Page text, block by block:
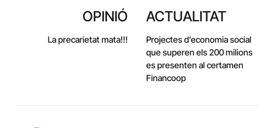
OPINIÓ
La precarietat mata!!!
ACTUALITAT
Projectes d’economia social
que superen els 200 milions
es presenten al certamen
Financoop